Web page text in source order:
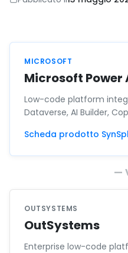
MICROSOFT
Microsoft Power
Low-code platform
Dataverse, AI Builder,
Scheda prodotto
—
OUTSYSTEMS
OutSystems
Enterprise low-code